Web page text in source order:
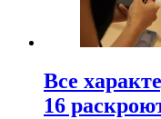
Все
16